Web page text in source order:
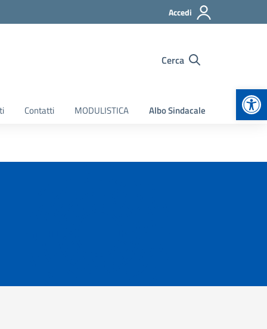
Accedi
Cerca
Contatti MODULISTICA Albo Sindacale